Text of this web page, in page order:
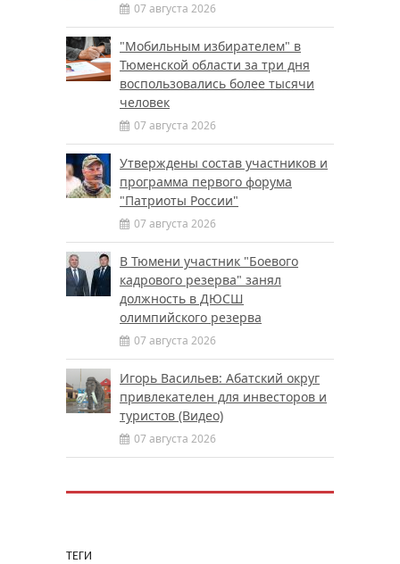
07 августа 2026
"Мобильным избирателем" в
Тюменской области за три дня
воспользовались более тысячи
человек
07 августа 2026
Утверждены состав участников и
программа первого форума
"Патриоты России"
07 августа 2026
В Тюмени участник "Боевого
кадрового резерва" занял
должность в ДЮСШ
олимпийского резерва
07 августа 2026
Игорь Васильев: Абатский округ
привлекателен для инвесторов и
туристов (Видео)
07 августа 2026
ТЕГИ